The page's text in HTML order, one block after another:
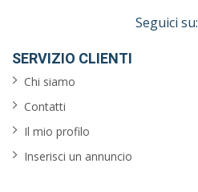
Seguici su:
SERVIZIO CLIENTI
Chi siamo
Contatti
Il mio profilo
Inserisci un annuncio